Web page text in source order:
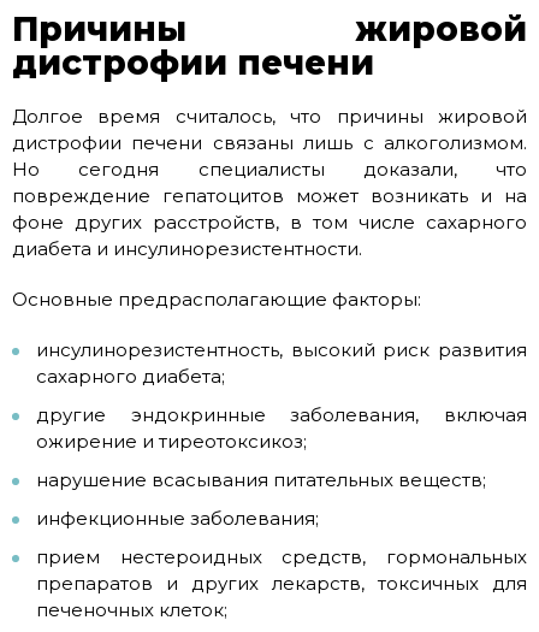
Причины жировой
дистрофии печени
Долгое время считалось, что причины жировой
дистрофии печени связаны лишь с алкоголизмом.
Но сегодня специалисты доказали, что
повреждение гепатоцитов может возникать и на
фоне других расстройств, в том числе сахарного
диабета и инсулинорезистентности.
Основные предрасполагающие факторы:
инсулинорезистентность, высокий риск развития
сахарного диабета;
другие эндокринные заболевания, включая
ожирение и тиреотоксикоз;
нарушение всасывания питательных веществ;
инфекционные заболевания;
прием нестероидных средств, гормональных
препаратов и других лекарств, токсичных для
печеночных клеток;